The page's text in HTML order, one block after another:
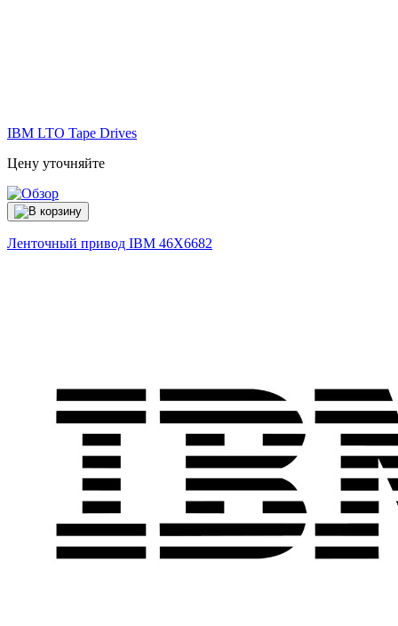
IBM LTO Tape Drives
Цену уточняйте
Ленточный привод IBM 46X6682